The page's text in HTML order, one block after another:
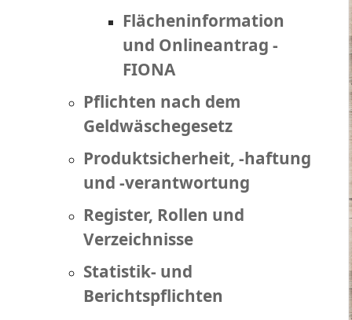
Flächeninformation
und Onlineantrag -
FIONA
Pflichten nach dem
Geldwäschegesetz
Produktsicherheit, -haftung
und -verantwortung
Register, Rollen und
Verzeichnisse
Statistik- und
Berichtspflichten